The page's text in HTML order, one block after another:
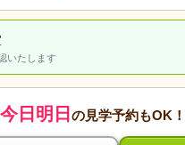
いたします
今日明日 の見学予約もOK！